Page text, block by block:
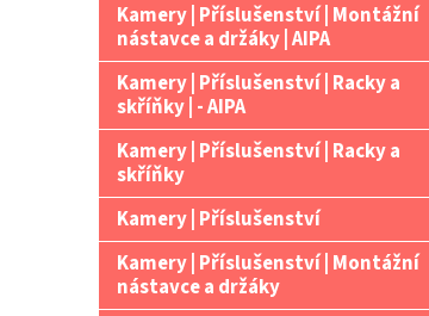
Kamery | Příslušenství | Montážní
nástavce a držáky | AIPA
Kamery | Příslušenství | Racky a
skříňky | - AIPA
Kamery | Příslušenství | Racky a
skříňky
Kamery | Příslušenství
Kamery | Příslušenství | Montážní
nástavce a držáky